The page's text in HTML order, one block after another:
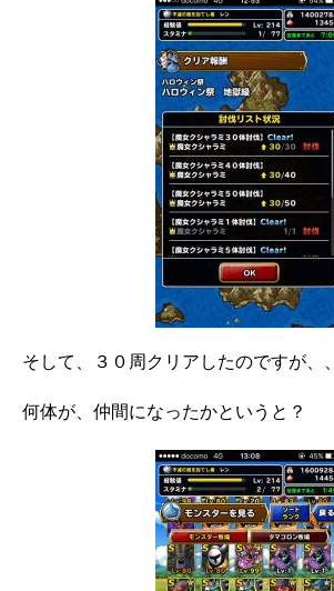
そして、３０周クリアしたのですが、、
何体が、仲間になったかというと？